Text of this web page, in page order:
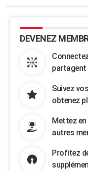
DEVENEZ
Suivez
obtenez
Mettez
autres
Profitez